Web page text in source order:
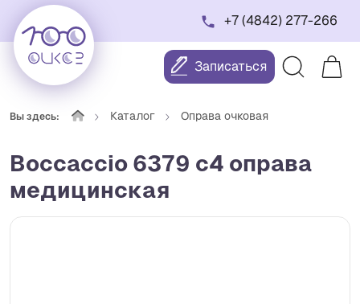
+7 (4842) 277-266
Записаться
Вы здесь: Каталог Оправа очковая
Boccaccio 6379 с4 оправа
медицинская